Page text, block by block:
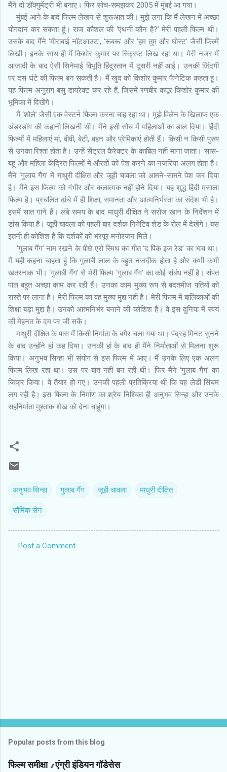
मैंने दो डॉक्युमेंट्री भी बनाए। फिर सोच-समझकर 2005 में मुंबई आ गया।
मुंबई आने के बाद फिल्म लेखन से शुरूआत की। मुझे लगा कि मैं लेखन में अच्छा
योगदान कर सकता हूं। राज कौशल की ‘एंथनी कौन है?’ मेरी पहली फिल्म थी।
उसके बाद मैंने ‘मीराबाई नॉटआउट’, ‘रूबरू’ और ‘हम तुम और घोस्ट’ जैसी फिल्में
लिखी। इनके साथ ही मैं किशोर कुमार पर स्क्रिप्ट लिख रहा था। मेरी नजर में
आजादी के बाद ऐसी सिनेमाई विभूति हिंदुस्तान में दूसरी नहीं आई। उनकी जिंदगी
पर दस घंटे की फिल्म बन सकती है। मैं खुद को किशोर कुमार फैनेटिक कहता हूं।
यह फिल्म अनुराग बसु डायरेक्ट कर रहे हैं, जिसमें रणबीर कपूर किशोर कुमार की
भूमिका में दिखेंगे।
मैं ‘शोले’ जैसी एक वेस्टर्न फिल्म करना चाह रहा था। मुझे विलेन के खिलाफ एक
अंडरडॉग की कहानी लिखनी थी। मैंने इसी सोच में महिलाओं का डाल दिया। हिंदी
फिल्मों में महिलाएं मां, बीवी, बेटी, बहन और प्रेमिकाएं होती हैं। किसी न किसी पुरुष
से उनका रिश्ता होता है। उन्हें सेंट्रल कैरेक्टर के काबिल नहीं माना जाता। सास-
बहू और महिला केंद्रित फिल्मों में औरतों को पेश करने का नजरिया अलग होता है।
मैंने ‘गुलाब गैंग’ में माधुरी दीक्षित और जूही चावला को आमने-सामने पेश कर दिया
है। मैंने इस फिल्म को गंभीर और कलात्मक नहीं होने दिया। यह शुद्ध हिंदी मसाला
फिल्म है। प्रचलित ढांचे में ही शिक्षा, समानता और आत्मनिर्भरता का संदेश भी है।
इसमें सात गाने हैं। लंबे समय के बाद माधुरी दीक्षित ने सरोज खान के निर्देशन में
डांस किया है। जूही चावला को पहली बार दर्शक निगेटिव शेड के रोल में देखेंगे। बस
इतनी ही कोशिश है कि दर्शकों को भरपूर मनोरंजन मिले।
‘गुलाब गैंग’ नाम रखने के पीछे एरो स्मिथ का गीत ‘द पिंक इज रेड’ का भाव था।
मैं यही कहना चाहता हूं कि गुलाबी लाल के बहुत नजदीक होता है और कभी-कभी
खतरनाक भी। ‘गुलाबी गैंग’ से मेरी फिल्म ‘गुलाब गैंग’ का कोई संबंध नहीं है। संपत
पाल बहुत अच्छा काम कर रही हैं। उनका काम मुख्य रूप से बदतमीज पतियों को
रास्ते पर लाना है। मेरी फिल्म का वह मुख्य मुद्दा नहीं है। मेरी फिल्म में बालिकाओं की
शिक्षा बड़ा मुद्दा है। उनको आत्मनिर्भर बनाने की कोशिश है। वे इस दुनिया में स्वयं
की मेहनत के दम पर जी सकें।
माधुरी दीक्षित के पास मैं किसी निर्माता के बगैर चला गया था। पंद्रह मिनट सुनने
के बाद उन्होंने हां कह दिया। उनकी हां के बाद ही मैंने निर्माताओं से मिलना शुरू
किया। अनुभव सिन्हा भी संयोग से इस फिल्म में आए। मैं उनके लिए एक अलग
फिल्म लिख रहा था। उस पर बात नहीं बन रही थी। फिर मैंने ‘गुलाब गैंग’ का
जिक्र किया। वे तैयार हो गए। उनकी पहली प्रतिक्रिया थी कि यह लेडी सिंघम
लग रही है। इस फिल्म के निर्माण का श्रेय निश्चित ही अनुभव सिन्हा और उनके
सहनिर्माता मुश्ताक शेख को देना चाहूंगा।
अनुभव सिन्‍हा गुलाब गैंग जूही चावला माधुरी दीक्षित
सौमिक सेन
Post a Comment
Popular posts from this blog
फिल्‍म समीक्षा : एंग्री इंडियन गॉडेसेस